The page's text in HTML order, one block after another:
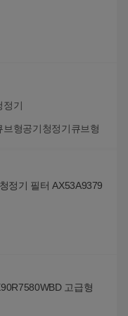
정기
브형공기청정기큐브형
정기 필터 AX53A9379
고급형